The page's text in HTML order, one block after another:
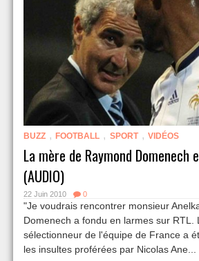
BUZZ , FOOTBALL , SPORT , VIDÉOS
La mère de Raymond Domenech
(AUDIO)
22 Juin 2010 0
"Je voudrais rencontrer monsieur
Domenech a fondu en larmes sur RTL.
sélectionneur de l'équipe de France a
les insultes proférées par Nicolas Ane...